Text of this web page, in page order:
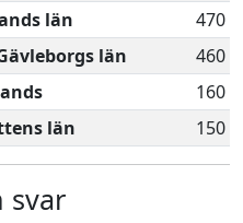
län
470
län
460
160
län
150
svar